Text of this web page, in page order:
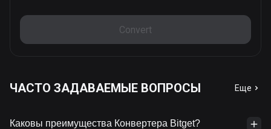
Convert
ЧАСТО ЗАДАВАЕМЫЕ ВОПРОСЫ Еще
Каковы преимущества Конвертера Bitget?